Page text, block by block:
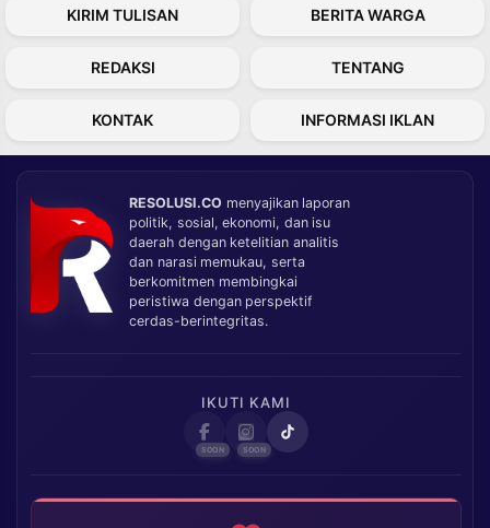
KIRIM TULISAN BERITA WARGA
REDAKSI TENTANG
KONTAK INFORMASI IKLAN
RESOLUSI.CO menyajikan laporan
politik, sosial, ekonomi, dan isu
daerah dengan ketelitian analitis
dan narasi memukau, serta
berkomitmen membingkai
peristiwa dengan perspektif
cerdas-berintegritas.
IKUTI KAMI